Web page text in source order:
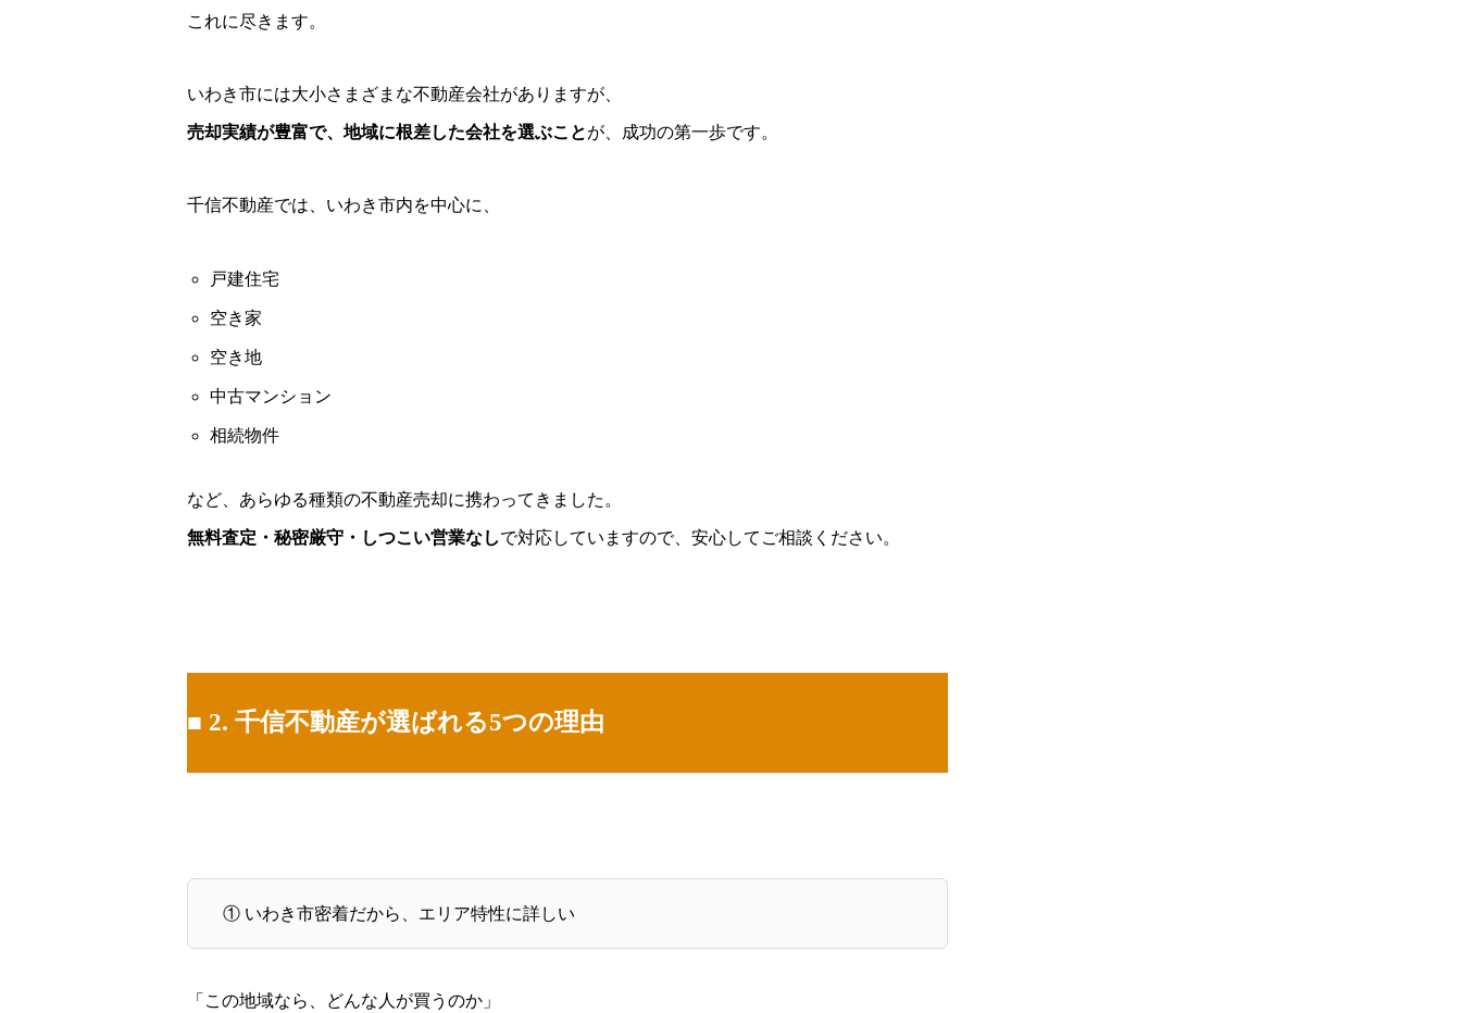
これに尽きます。
いわき市には大小さまざまな不動産会社がありますが、
売却実績が豊富で、地域に根差した会社を選ぶことが、成功の第一歩です。
千信不動産では、いわき市内を中心に、
戸建住宅
空き家
空き地
中古マンション
相続物件
など、あらゆる種類の不動産売却に携わってきました。
無料査定・秘密厳守・しつこい営業なしで対応していますので、安心してご相談ください。
■ 2. 千信不動産が選ばれる5つの理由
① いわき市密着だから、エリア特性に詳しい
「この地域なら、どんな人が買うのか」